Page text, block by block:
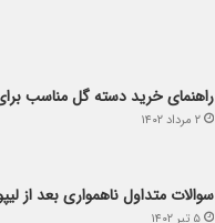
راهنمای خرید دسته گل مناسب
۲ مرداد ۱۴۰۲
سوالات متداول ناهمواری بعد از
۵ تیر ۱۴۰۲